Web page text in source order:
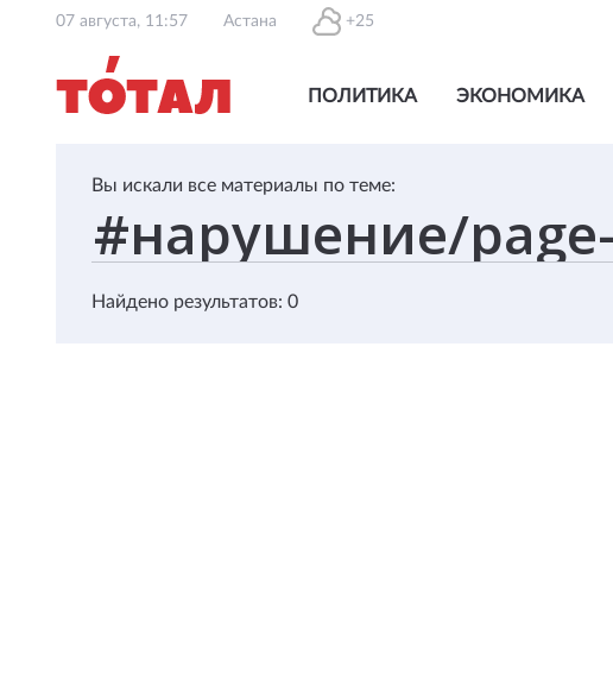
07 августа, 11:57 Астана +25
ПОЛИТИКА ЭКОНОМИКА
Вы искали все материалы по теме:
Найдено результатов: 0